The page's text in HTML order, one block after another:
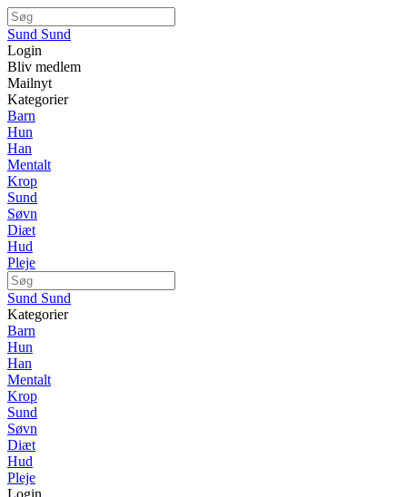
Sund Sund
Login
Bliv medlem
Mailnyt
Kategorier
Barn
Hun
Han
Mentalt
Krop
Sund
Søvn
Diæt
Hud
Pleje
Sund Sund
Kategorier
Barn
Hun
Han
Mentalt
Krop
Sund
Søvn
Diæt
Hud
Pleje
Login